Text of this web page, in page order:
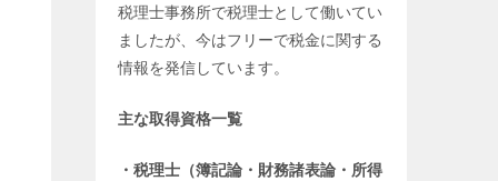
税理士事務所で税理士として働いてい
ましたが、今はフリーで税金に関する
情報を発信しています。
主な取得資格一覧
・税理士（簿記論・財務諸表論・所得